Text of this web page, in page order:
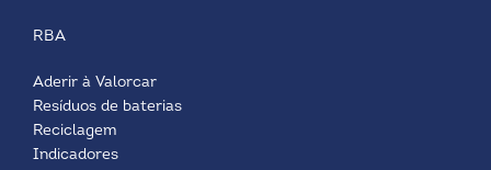
RBA
Aderir à Valorcar
Resíduos de baterias
Reciclagem
Indicadores